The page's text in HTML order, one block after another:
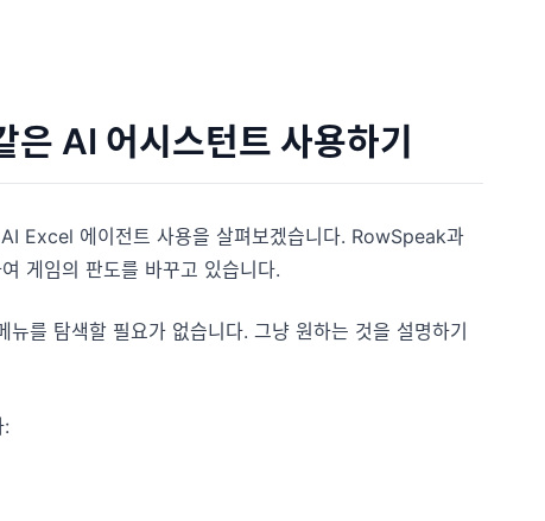
AI 어시스턴트 사용하기
Excel 에이전트 사용을 살펴보겠습니다. RowSpeak과
게임의 판도를 바꾸고 있습니다.
를 탐색할 필요가 없습니다. 그냥 원하는 것을 설명하기